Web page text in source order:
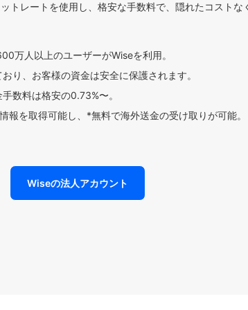
トレートを使用し、格安な手数料で、隠れたコストな
万人以上のユーザーがWiseを利用。
り、お客様の資金は安全に保護されます。
数料は格安の0.73%〜。
報を取得可能し、*無料で海外送金の受け取りが可能。
Wiseの法人アカウント